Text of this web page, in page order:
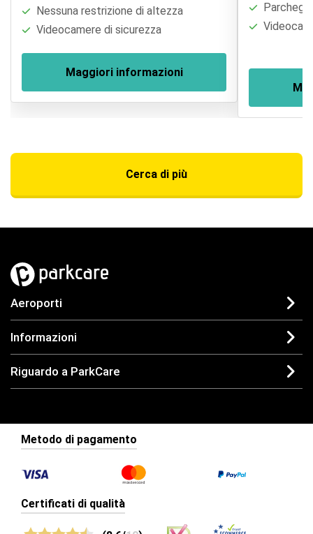
Nessuna restrizione di altezza
Videocamere di sicurezza
Maggiori informazioni
Cerca di più
Aeroporti
Informazioni
Riguardo a ParkCare
Metodo di pagamento
Certificati di qualità